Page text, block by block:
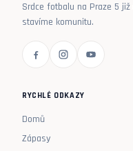
Srdce fotbalu na Praze 5 již
stavíme komunitu.
RYCHLÉ ODKAZY
Domů
Zápasy